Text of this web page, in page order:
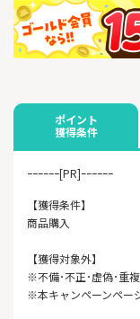
ポイント
獲得条件
ｰｰｰｰｰｰ[PR]ｰｰｰｰｰｰ
【獲得条件】
商品購入
【獲得対象外】
※不備･不正･虚偽･重
※本キャンペーンペー